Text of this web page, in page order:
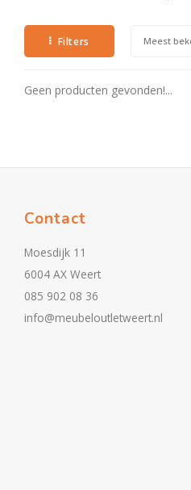
Filters Meest
Geen producten gevonden!...
Contact
Moesdijk 11
6004 AX Weert
085 902 08 36
info@meubeloutletweert.nl